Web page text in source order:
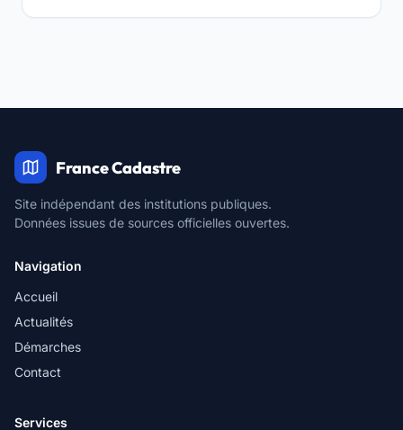
France Cadastre
Site indépendant des institutions publiques.
Données issues de sources officielles ouvertes.
Navigation
Accueil
Actualités
Démarches
Contact
Services